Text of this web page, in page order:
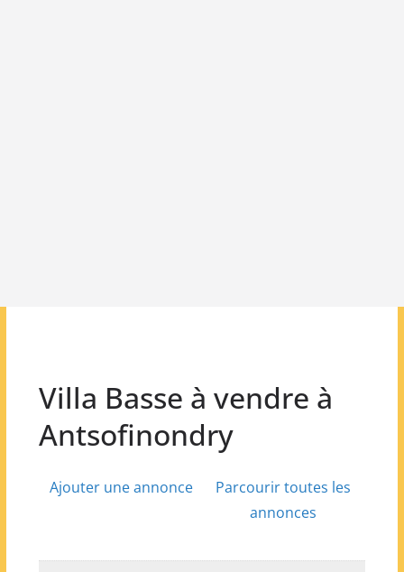
Villa Basse à vendre à
Antsofinondry
Ajouter une annonce
Parcourir toutes les
annonces